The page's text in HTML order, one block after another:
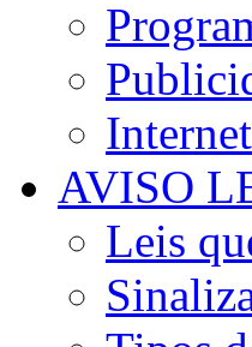
Internet
AVISO
Leis